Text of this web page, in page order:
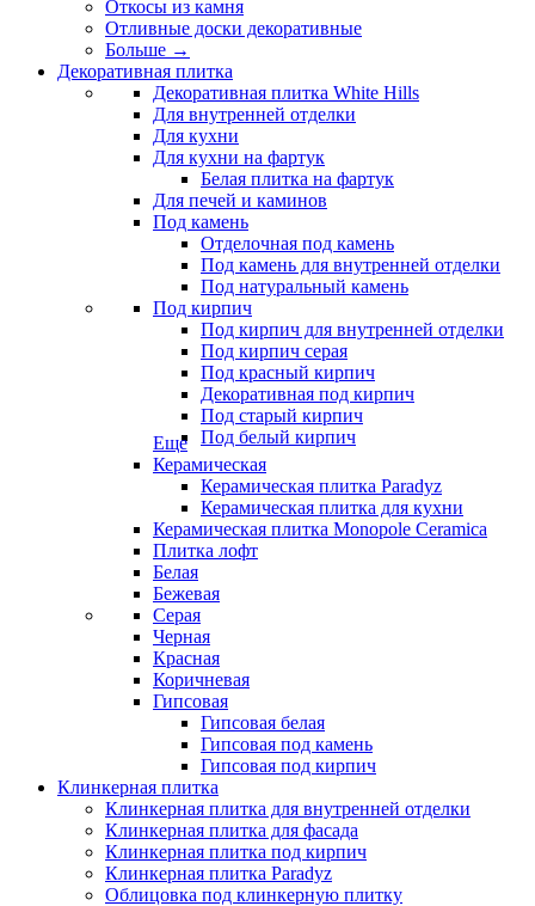
Откосы из камня
Отливные доски декоративные
Больше →
Декоративная плитка
Декоративная плитка White Hills
Для внутренней отделки
Для кухни
Для кухни на фартук
Белая плитка на фартук
Для печей и каминов
Под камень
Отделочная под камень
Под камень для внутренней отделки
Под натуральный камень
Под кирпич
Под кирпич для внутренней отделки
Под кирпич серая
Под красный кирпич
Декоративная под кирпич
Под старый кирпич
Под белый кирпич
Еще
Керамическая
Керамическая плитка Paradyz
Керамическая плитка для кухни
Керамическая плитка Monopole Ceramica
Плитка лофт
Белая
Бежевая
Серая
Черная
Красная
Коричневая
Гипсовая
Гипсовая белая
Гипсовая под камень
Гипсовая под кирпич
Клинкерная плитка
Клинкерная плитка для внутренней отделки
Клинкерная плитка для фасада
Клинкерная плитка под кирпич
Клинкерная плитка Paradyz
Облицовка под клинкерную плитку